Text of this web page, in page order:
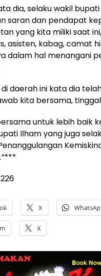
dia, selaku wakil
saran dan pendapat
yang kita miliki saat
asisten, kabag, camat
dalam hal menangani
daerah ini kata dia
kita bersama,
untuk lebih baik
Ilham yang juga
226
X
X